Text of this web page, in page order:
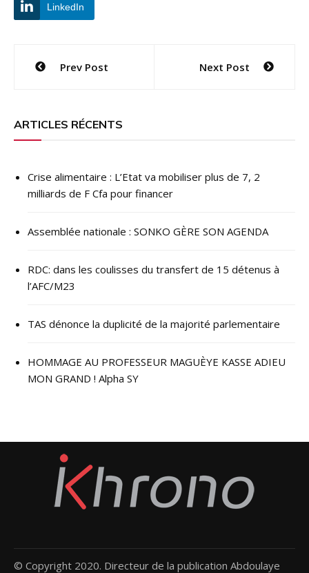
LinkedIn
Navigation
l’article
Prev Post Next Post
ARTICLES RÉCENTS
Crise alimentaire : L’Etat va mobiliser plus de 7, 2
milliards de F Cfa pour financer
Assemblée nationale : SONKO GÈRE SON AGENDA
RDC: dans les coulisses du transfert de 15 détenus à
l’AFC/M23
TAS dénonce la duplicité de la majorité parlementaire
HOMMAGE AU PROFESSEUR MAGUÈYE KASSE ADIEU
MON GRAND ! Alpha SY
© Copyright 2020. Directeur de la publication Abdoulaye